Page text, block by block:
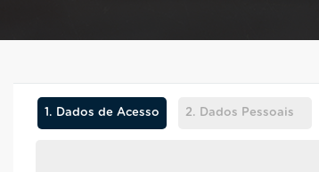
1. Dados de Acesso 2. Dados Pessoais